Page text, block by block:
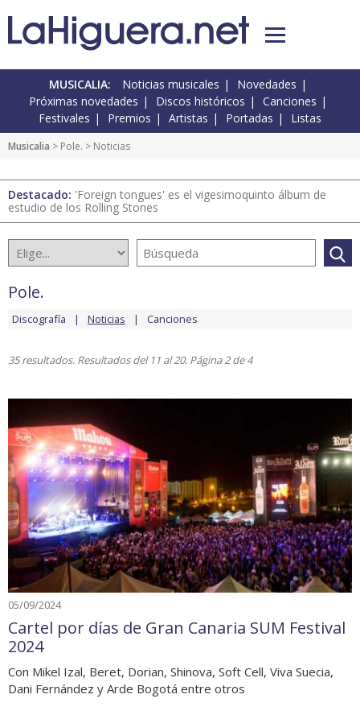
MUSICALIA: Noticias musicales
Novedades
Próximas novedades
Discos históricos
Canciones
Festivales
Premios Artistas Portadas Listas
Musicalia > Pole. > Noticias
Destacado: 'Foreign tongues' es el vigesimoquinto álbum de
estudio de los Rolling Stones
Pole.
Discografía Noticias Canciones
35 resultados. Resultados del 11 al 20. Página 2 de 4
05/09/2024
Cartel por días de Gran Canaria SUM Festival
2024
Con Mikel Izal, Beret, Dorian, Shinova, Soft Cell, Viva Suecia,
Dani Fernández y Arde Bogotá entre otros